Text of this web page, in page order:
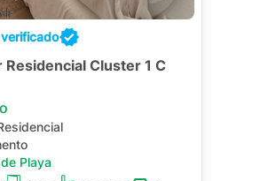
Residencial Cluster 1 C
Playa